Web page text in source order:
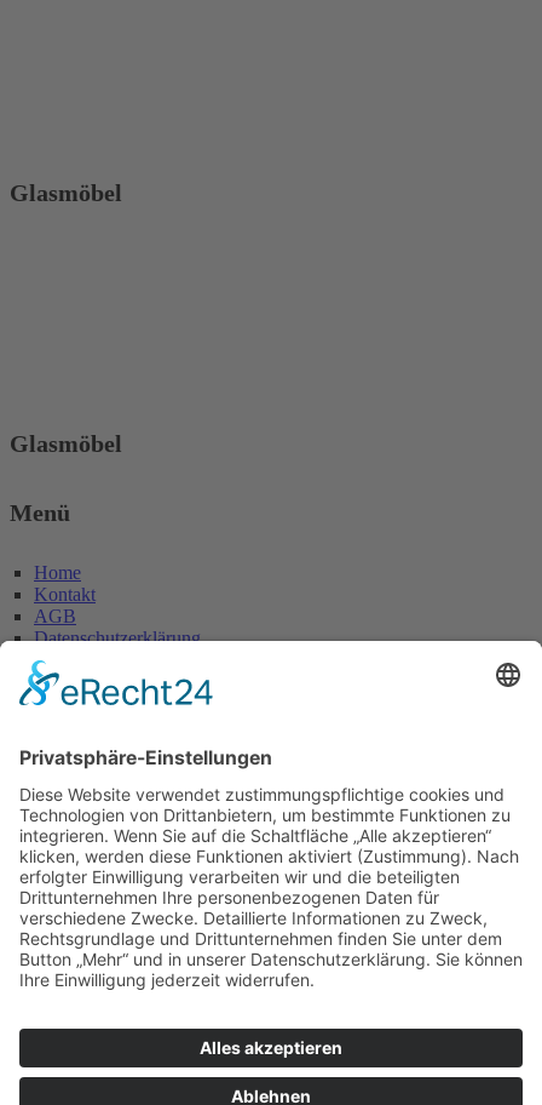
Glasmöbel
Glasmöbel
Menü
Home
Kontakt
AGB
Datenschutzerklärung
Impressum
Max-Holder-Straße 13
60437 Frankfurt/M.
Tel.: 069 / 50 28 58
Fax: 069 / 50 21 90
E-Mail: info@glaserei-becker.de
Bürozeiten
Montag bis Donnerstag:
14:00 – 16:00 Uhr